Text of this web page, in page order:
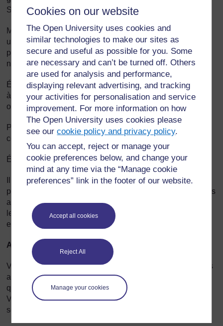
Cookies on our website
The Open University uses cookies and
similar technologies to make our sites as
secure and useful as possible for you. Some
are necessary and can’t be turned off. Others
are used for analysis and performance,
displaying relevant advertising, and tracking
your activities for personalisation and service
improvement. For more information on how
The Open University uses cookies please
see ourcookie policy and privacy policy.
You can accept, reject or manage your
cookie preferences below, and change your
mind at any time via the “Manage cookie
preferences” link in the footer of our website.
Accept all cookies
Reject All
Manage your cookies
SIDA) en discutant des implications de ces déclarations.
Montrez de l’assurance lorsque vous vous trouvez dans
une situation délicate : par exemple, dites « Ce sujet n’est
pas opportun dans ce cours. Si vous voulez en discuter,
nous pourrons le faire après les cours. »
Évitez de critiquer ouvertement les réponses – de manière
à ce que les élèves soient encouragés à exprimer leurs
opinions ouvertement et honnêtement.
Présentez les deux côtés des questions sujettes à
controverse.
Évitez de porter des jugements sur ce qui est dit.
Il peut être préférable de séparer filles et garçons en
plaçant les filles d’un côté et les garçons de l’autre dans les
activités de groupe qui pourraient les embarrasser, ou de
les mettre en groupes susceptibles de travailler plus
efficacement.
Aider les élèves anxieux
Vous savez que votre principale responsabilité est de vous
assurer en premier lieu que vous connaissez les éléments
que vous devez enseigner au sujet du VIH et du SIDA.
Vous devez bien vous préparer. Cela vous aidera à vous
sentir en confiance lorsque vous traiterez ce sujet difficile.